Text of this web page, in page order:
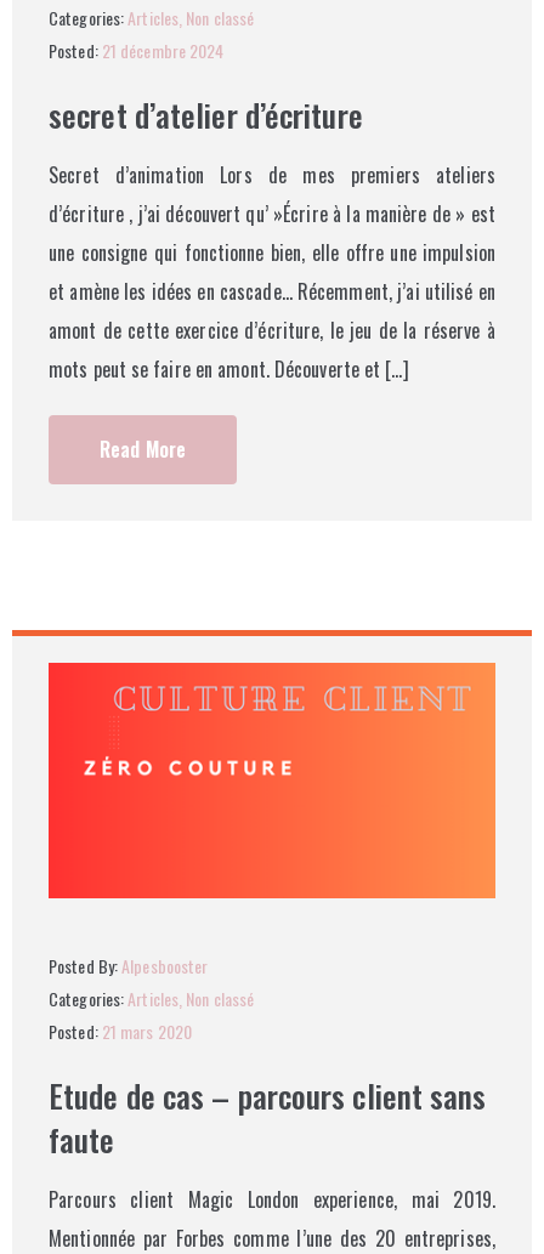
Categories:Articles‚Non classé
Posted:21 décembre 2024
secret d’atelier d’écriture
Secret d’animation Lors de mes premiers ateliers
d’écriture , j’ai découvert qu’ »Écrire à la manière de » est
une consigne qui fonctionne bien, elle offre une impulsion
et amène les idées en cascade… Récemment, j’ai utilisé en
amont de cette exercice d’écriture, le jeu de la réserve à
mots peut se faire en amont. Découverte et […]
Read More
Posted By:Alpesbooster
Categories:Articles Non classé
Posted:21 mars 2020
Etude de cas – parcours client sans
faute
Parcours client Magic London experience, mai 2019.
Mentionnée par Forbes comme l’une des 20 entreprises,